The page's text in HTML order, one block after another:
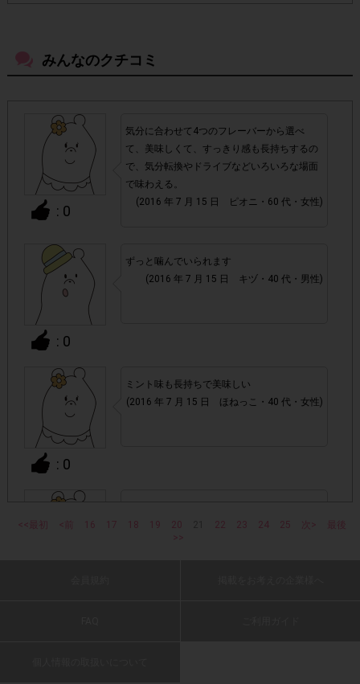
・今回の対象商品は「クロレッツXPガム(スティックタイ
プ)」です。その他クロレッツシリーズ商品をご購入いただ
・店舗によって取扱いのない場合があります。予めご了承く
ださい。
・参加(申し込み)を回答前にしていただければ、募集人数が
上限に達しても、掲載期間内のアンケート回答が可能です。
・他サイトのテンタメを含め、1つのアンケートにつき1人1
回の参加とさせていただいております。
・悪質な投稿があった場合、
だくこともあります。
・スマートフォン、携帯電話、タブレットPCにつきまし
て、機種によってはアンケートに回答できない場合がござい
ます。
▼ポイント付与対象外
上記参加条件(対象商品・購入チェーン・回答期間・
みんなのクチコミ
: 0
気分に合わせて4つのフレーバーから選べ
て、美味しくて、すっきり感も長持ちするの
で、気分転換やドライブなどいろいろな場面
で味わえる。
(2016 年 7 月 15 日 ピオニ・60 代・女性)
: 0
ずっと噛んでいられます
(2016 年 7 月 15 日 キヅ・40 代・男性)
: 0
ミント味も長持ちで美味しい
(2016 年 7 月 15 日 ほねっこ・40 代・女性)
(2016 年 7 月 15 日 だいのじ・60 代・女性)
<<最初 <前 16 17 18 19 20 22 23 24 25 次>
最後
>>